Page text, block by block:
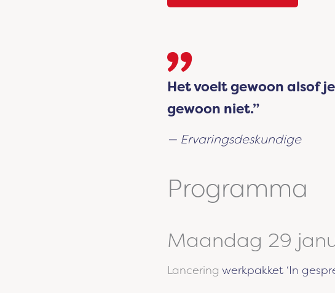
Het voelt gewoon alsof
gewoon niet.”
Ervaringsdeskundige
Programma
Maandag 29
Lancering werkpakket ‘In